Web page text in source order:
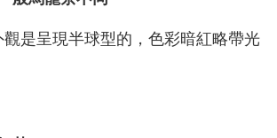
是呈現半球型的，色彩暗紅略帶光